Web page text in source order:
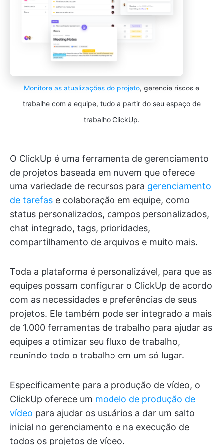
Monitore as atualizações do projeto, gerencie riscos e
trabalhe com a equipe, tudo a partir do seu espaço de
trabalho ClickUp.
O ClickUp é uma ferramenta de gerenciamento
de projetos baseada em nuvem que oferece
uma variedade de recursos para gerenciamento
de tarefas e colaboração em equipe, como
status personalizados, campos personalizados,
chat integrado, tags, prioridades,
compartilhamento de arquivos e muito mais.
Toda a plataforma é personalizável, para que as
equipes possam configurar o ClickUp de acordo
com as necessidades e preferências de seus
projetos. Ele também pode ser integrado a mais
de 1.000 ferramentas de trabalho para ajudar as
equipes a otimizar seu fluxo de trabalho,
reunindo todo o trabalho em um só lugar.
Especificamente para a produção de vídeo, o
ClickUp oferece um modelo de produção de
vídeo para ajudar os usuários a dar um salto
inicial no gerenciamento e na execução de
todos os projetos de vídeo.